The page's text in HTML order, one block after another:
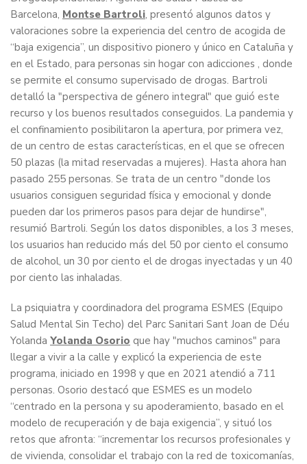
Barcelona, Montse Bartroli, presentó algunos datos y
valoraciones sobre la experiencia del centro de acogida de
“baja exigencia”, un dispositivo pionero y único en Cataluña y
en el Estado, para personas sin hogar con adicciones , donde
se permite el consumo supervisado de drogas. Bartroli
detalló la "perspectiva de género integral" que guió este
recurso y los buenos resultados conseguidos. La pandemia y
el confinamiento posibilitaron la apertura, por primera vez,
de un centro de estas características, en el que se ofrecen
50 plazas (la mitad reservadas a mujeres). Hasta ahora han
pasado 255 personas. Se trata de un centro "donde los
usuarios consiguen seguridad física y emocional y donde
pueden dar los primeros pasos para dejar de hundirse",
resumió Bartroli. Según los datos disponibles, a los 3 meses,
los usuarios han reducido más del 50 por ciento el consumo
de alcohol, un 30 por ciento el de drogas inyectadas y un 40
por ciento las inhaladas.
La psiquiatra y coordinadora del programa ESMES (Equipo
Salud Mental Sin Techo) del Parc Sanitari Sant Joan de Déu
Yolanda Yolanda Osorio que hay "muchos caminos" para
llegar a vivir a la calle y explicó la experiencia de este
programa, iniciado en 1998 y que en 2021 atendió a 711
personas. Osorio destacó que ESMES es un modelo
“centrado en la persona y su apoderamiento, basado en el
modelo de recuperación y de baja exigencia”, y situó los
retos que afronta: “incrementar los recursos profesionales y
de vivienda, consolidar el trabajo con la red de toxicomanías,